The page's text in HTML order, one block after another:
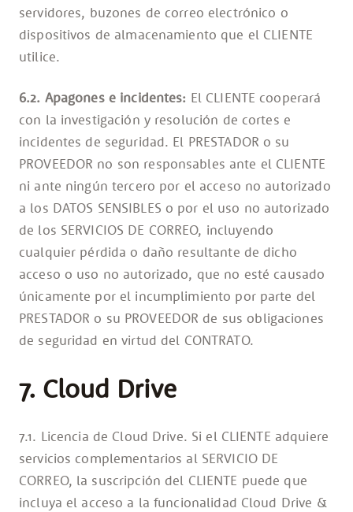
servidores, buzones de correo electrónico o
dispositivos de almacenamiento que el CLIENTE
utilice.
6.2. Apagones e incidentes: El CLIENTE cooperará
con la investigación y resolución de cortes e
incidentes de seguridad. El PRESTADOR o su
PROVEEDOR no son responsables ante el CLIENTE
ni ante ningún tercero por el acceso no autorizado
a los DATOS SENSIBLES o por el uso no autorizado
de los SERVICIOS DE CORREO, incluyendo
cualquier pérdida o daño resultante de dicho
acceso o uso no autorizado, que no esté causado
únicamente por el incumplimiento por parte del
PRESTADOR o su PROVEEDOR de sus obligaciones
de seguridad en virtud del CONTRATO.
7. Cloud Drive
7.1. Licencia de Cloud Drive. Si el CLIENTE adquiere
servicios complementarios al SERVICIO DE
CORREO, la suscripción del CLIENTE puede que
incluya el acceso a la funcionalidad Cloud Drive &